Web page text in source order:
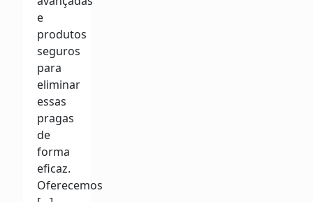
e
produtos
seguros
para
eliminar
essas
pragas
de
forma
eficaz.
Oferecemos